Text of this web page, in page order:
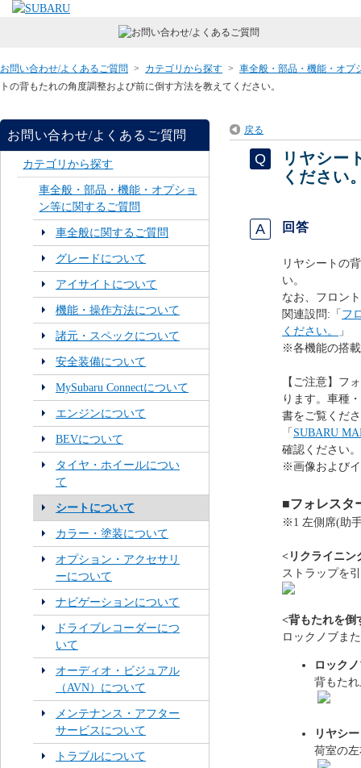
お問い合わせ/よくあるご質問 > カテゴリから探す > 車全般・部品・機能・オプ
トの背もたれの角度調整および前に倒す方法を教えてください。
お問い合わせ/よくあるご質問
カテゴリから探す
車全般・部品・機能・オプショ
ン等に関するご質問
車全般に関するご質問
グレードについて
アイサイトについて
機能・操作方法について
諸元・スペックについて
安全装備について
MySubaru Connectについて
エンジンについて
BEVについて
タイヤ・ホイールについ
て
シートについて
カラー・塗装について
オプション・アクセサリ
ーについて
ナビゲーションについて
ドライブレコーダーにつ
いて
オーディオ・ビジュアル
（AVN）について
メンテナンス・アフター
サービスについて
トラブルについて
戻る
リヤシー
ください
回答
リヤシートの
い。
なお、フロン
関連設問:「 フ
ください。
」
※各機能の搭
【ご注意】フ
ります。車種
書をご覧くだ
「 SUBARU
確認ください。
※画像および
■フォレスタ
※1 左側席(助
<リクライニン
ストラップを
<背もたれを倒
ロックノブま
ロック
背もた
リヤシ
荷室の